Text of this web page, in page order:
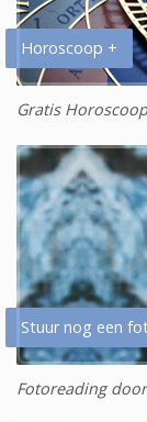
Horoscoop +
Gratis Horoscoop
Stuur nog een
Fotoreading